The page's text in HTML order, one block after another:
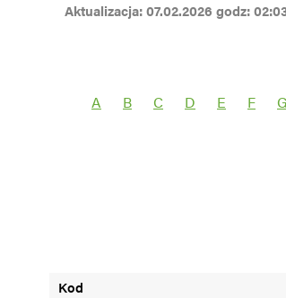
Aktualizacja: 07.02.2026 godz:
A B C D E F G
Kod